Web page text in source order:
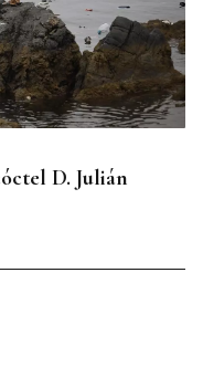
D. Julián